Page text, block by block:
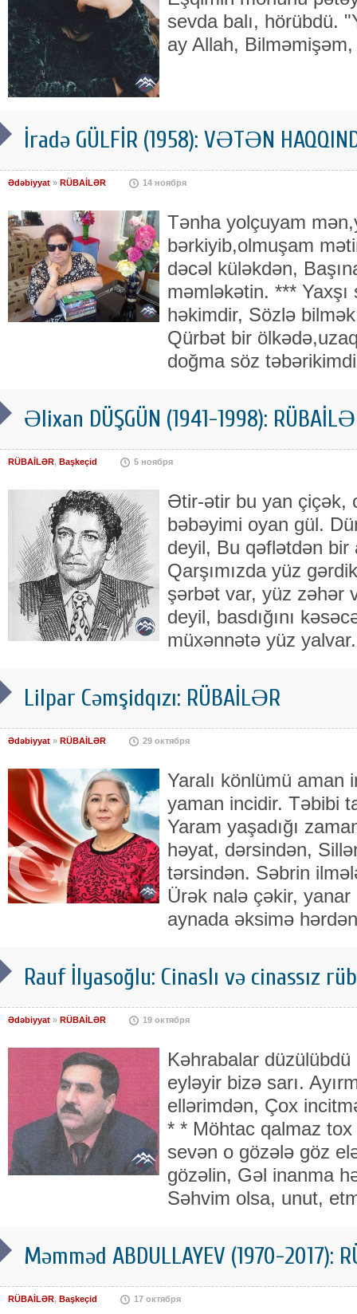
sevda balı, hörübdü.
ay Allah, Bilməmişəm,
İradə GÜLFİR (1958): VƏTƏN
Ədəbiyyat » RÜBAİLƏR 14 ноября
Tənha yolçuyam
bərkiyib,olmuşam
dəcəl küləkdən,
məmləkətin. ***
həkimdir, Sözlə
Qürbət bir
doğma söz
Əlixan DÜŞGÜN (1941-1998):
RÜBAİLƏR, Başkeçid 5 ноября
Ətir-ətir bu yan çiçək,
bəbəyimi oyan gül.
deyil, Bu qəflətdən bir
Qarşımızda yüz
şərbət var, yüz zəhər
deyil, basdığını
müxənnətə yüz
Lilpar Cəmşidqızı: RÜBAİLƏR
Ədəbiyyat » RÜBAİLƏR 29 октября
Yaralı könlümü aman
yaman incidir. Təbibi
Yaram yaşadığı
həyat, dərsindən,
tərsindən. Səbrin
Ürək nalə çəkir, yanar
aynada əksimə
Rauf İlyasoğlu: Cinaslı və cinassız
Ədəbiyyat » RÜBAİLƏR 19 октября
Kəhrabalar düzülübdü
eyləyir bizə sarı.
ellərimdən, Çox
* * Möhtac qalmaz
sevən o gözələ göz
gözəlin, Gəl inanma
Səhvim olsa, unut,
Məmməd ABDULLAYEV (1970-2017):
RÜBAİLƏR, Başkeçid 17 октября